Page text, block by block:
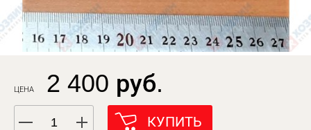
ЦЕНА 2 400 руб.
КУПИТЬ